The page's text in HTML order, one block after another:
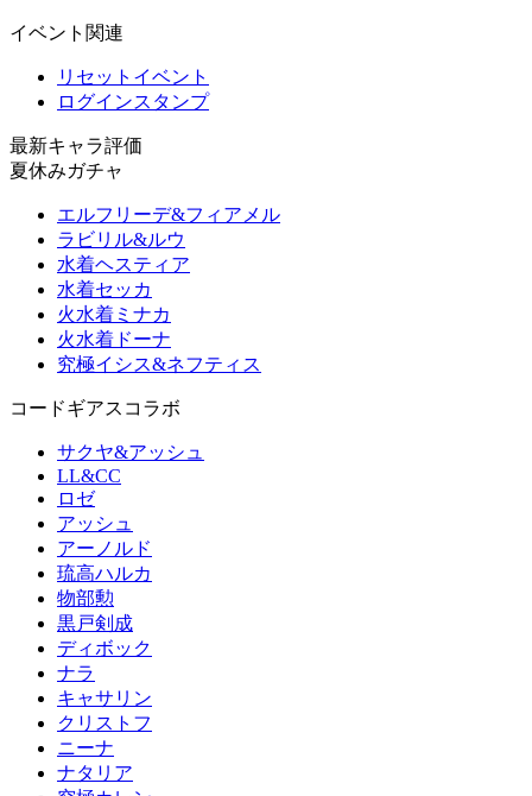
イベント関連
リセットイベント
ログインスタンプ
最新キャラ評価
夏休みガチャ
エルフリーデ&フィアメル
ラビリル&ルウ
水着ヘスティア
水着セッカ
火水着ミナカ
火水着ドーナ
究極イシス&ネフティス
コードギアスコラボ
サクヤ&アッシュ
LL&CC
ロゼ
アッシュ
アーノルド
琉高ハルカ
物部勲
黒戸剣成
ディボック
ナラ
キャサリン
クリストフ
ニーナ
ナタリア